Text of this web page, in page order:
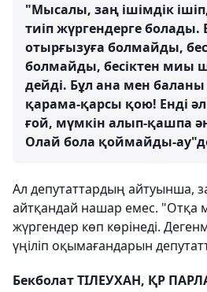
"Мысалы, заң ішімдік
тиіп жүргендерге болады.
отырғызуға болмайды,
болмайды, бесіктен миы
дейді. Бұл ана мен баланы
қарама-қарсы қою! Енді
ғой, мүмкін алып-қашпа
Олай бола қоймайды-
Ал депутаттардың айтуынша,
айтқандай нашар емес. "Отқа
жүргендер көп көрінеді.
үңіліп оқымағандарын
Бекболат ТІЛЕУХАН, ҚР